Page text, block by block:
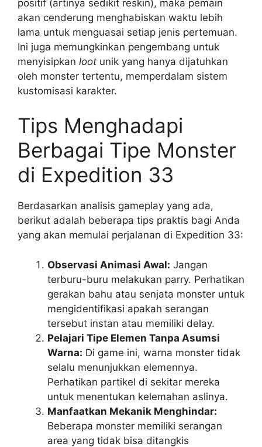
positif (artinya sedikit reskin), maka pemain
akan cenderung menghabiskan waktu lebih
lama untuk menguasai setiap jenis pertemuan.
Ini juga memungkinkan pengembang untuk
menyisipkan loot unik yang hanya dijatuhkan
oleh monster tertentu, memperdalam sistem
kustomisasi karakter.
Tips Menghadapi
Berbagai Tipe Monster
di Expedition 33
Berdasarkan analisis gameplay yang ada,
berikut adalah beberapa tips praktis bagi Anda
yang akan memulai perjalanan di Expedition 33:
Observasi Animasi Awal: Jangan
terburu-buru melakukan parry. Perhatikan
gerakan bahu atau senjata monster untuk
mengidentifikasi apakah serangan
tersebut instan atau memiliki delay.
Pelajari Tipe Elemen Tanpa Asumsi
Warna: Di game ini, warna monster tidak
selalu menunjukkan elemennya.
Perhatikan partikel di sekitar mereka
untuk menentukan kelemahan aslinya.
Manfaatkan Mekanik Menghindar:
Beberapa monster memiliki serangan
area yang tidak bisa ditangkis